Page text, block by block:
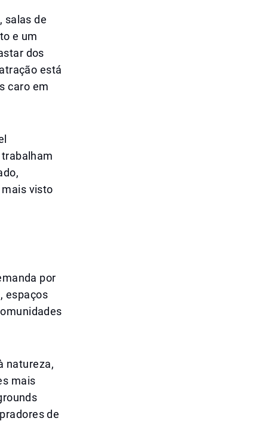
salas de
e um
dos
está
caro em
visto
por
espaços
natureza,
mais
de